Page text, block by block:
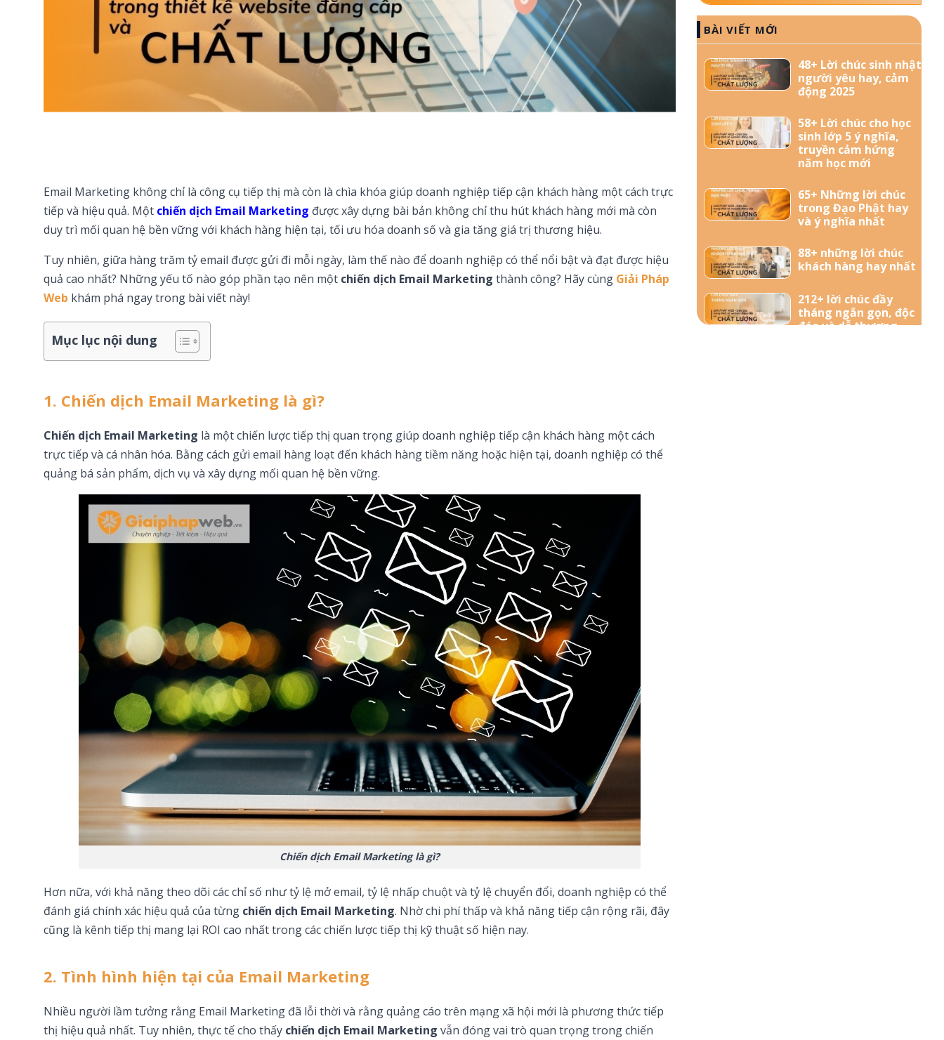
Email Marketing không chỉ là công cụ tiếp thị mà còn là chìa khóa giúp doanh nghiệp tiếp cận khách hàng một cách trực
tiếp và hiệu quả. Một chiến dịch Email Marketing được xây dựng bài bản không chỉ thu hút khách hàng mới mà còn
duy trì mối quan hệ bền vững với khách hàng hiện tại, tối ưu hóa doanh số và gia tăng giá trị thương hiệu.
Tuy nhiên, giữa hàng trăm tỷ email được gửi đi mỗi ngày, làm thế nào để doanh nghiệp có thể nổi bật và đạt được hiệu
quả cao nhất? Những yếu tố nào góp phần tạo nên một chiến dịch Email Marketing thành công? Hãy cùng Giải Pháp
Web khám phá ngay trong bài viết này!
Mục lục nội dung
1. Chiến dịch Email Marketing là gì?
Chiến dịch Email Marketing là một chiến lược tiếp thị quan trọng giúp doanh nghiệp tiếp cận khách hàng một cách
trực tiếp và cá nhân hóa. Bằng cách gửi email hàng loạt đến khách hàng tiềm năng hoặc hiện tại, doanh nghiệp có thể
quảng bá sản phẩm, dịch vụ và xây dựng mối quan hệ bền vững.
Chiến dịch Email Marketing là gì?
Hơn nữa, với khả năng theo dõi các chỉ số như tỷ lệ mở email, tỷ lệ nhấp chuột và tỷ lệ chuyển đổi, doanh nghiệp có thể
đánh giá chính xác hiệu quả của từng chiến dịch Email Marketing. Nhờ chi phí thấp và khả năng tiếp cận rộng rãi, đây
cũng là kênh tiếp thị mang lại ROI cao nhất trong các chiến lược tiếp thị kỹ thuật số hiện nay.
2. Tình hình hiện tại của Email Marketing
Nhiều người lầm tưởng rằng Email Marketing đã lỗi thời và rằng quảng cáo trên mạng xã hội mới là phương thức tiếp
thị hiệu quả nhất. Tuy nhiên, thực tế cho thấy chiến dịch Email Marketing vẫn đóng vai trò quan trọng trong chiến
BÀI VIẾT MỚI
48+ Lời chúc sinh nhật
người yêu hay, cảm
động 2025
58+ Lời chúc cho học
sinh lớp 5 ý nghĩa,
truyền cảm hứng
năm học mới
65+ Những lời chúc
trong Đạo Phật hay
và ý nghĩa nhất
88+ những lời chúc
khách hàng hay nhất
212+ lời chúc đầy
tháng ngắn gọn, độc
đáo và dễ thương